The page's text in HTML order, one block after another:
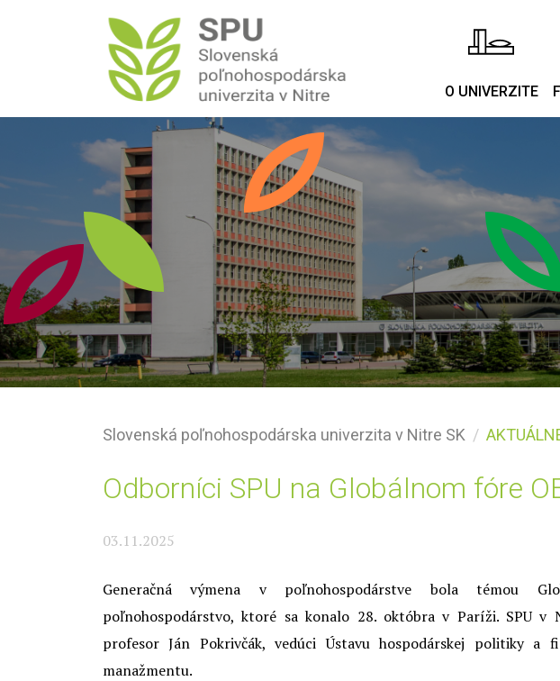
O UNIVERZITE
Slovenská poľnohospodárska univerzita v Nitre SK
Odborníci SPU na Globálnom fóre
03.11.2025
Generačná výmena v poľnohospodárstve bola témou
poľnohospodárstvo, ktoré sa konalo 28. októbra v Paríži. SPU
profesor Ján Pokrivčák, vedúci Ústavu hospodárskej politiky a
manažmentu.